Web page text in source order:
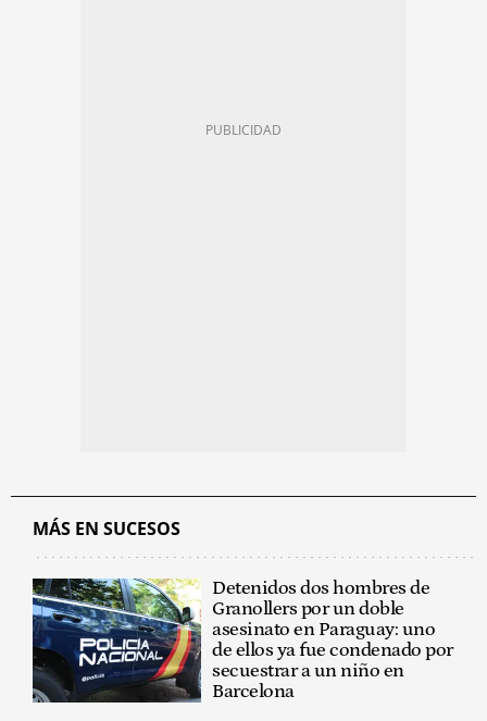
MÁS EN SUCESOS
Detenidos dos hombres de
Granollers por un doble
asesinato en Paraguay: uno
de ellos ya fue condenado por
secuestrar a un niño en
Barcelona